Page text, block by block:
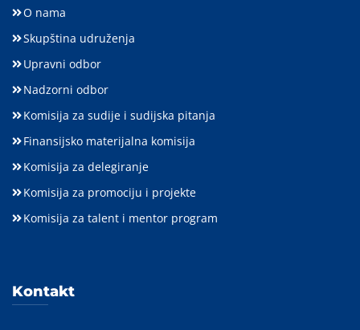
O nama
Skupština udruženja
Upravni odbor
Nadzorni odbor
Komisija za sudije i sudijska pitanja
Finansijsko materijalna komisija
Komisija za delegiranje
Komisija za promociju i projekte
Komisija za talent i mentor program
Kontakt